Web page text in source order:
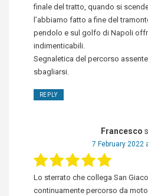
finale del tratto, quando si
l’abbiamo fatto a fine del
pendolo e sul golfo di Napoli
indimenticabili.
Segnaletica del percorso
sbagliarsi.
REPLY
Francesco
7 February 2022
Lo sterrato che collega San
continuamente percorso da